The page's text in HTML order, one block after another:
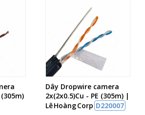
Dây Dropwire camera
2x(2x0.5)Cu - PE (305m) |
Lê Hoàng Corp D220007